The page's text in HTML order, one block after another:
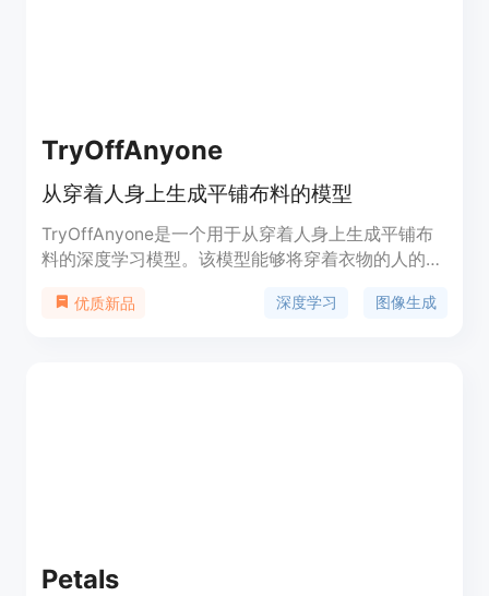
TryOffAnyone
从穿着人身上生成平铺布料的模型
TryOffAnyone是一个用于从穿着人身上生成平铺布
料的深度学习模型。该模型能够将穿着衣物的人的图
领域具有重要意义。它通过深度学习技术，实现了高
优质新品 深度学习 图像生成
Petals